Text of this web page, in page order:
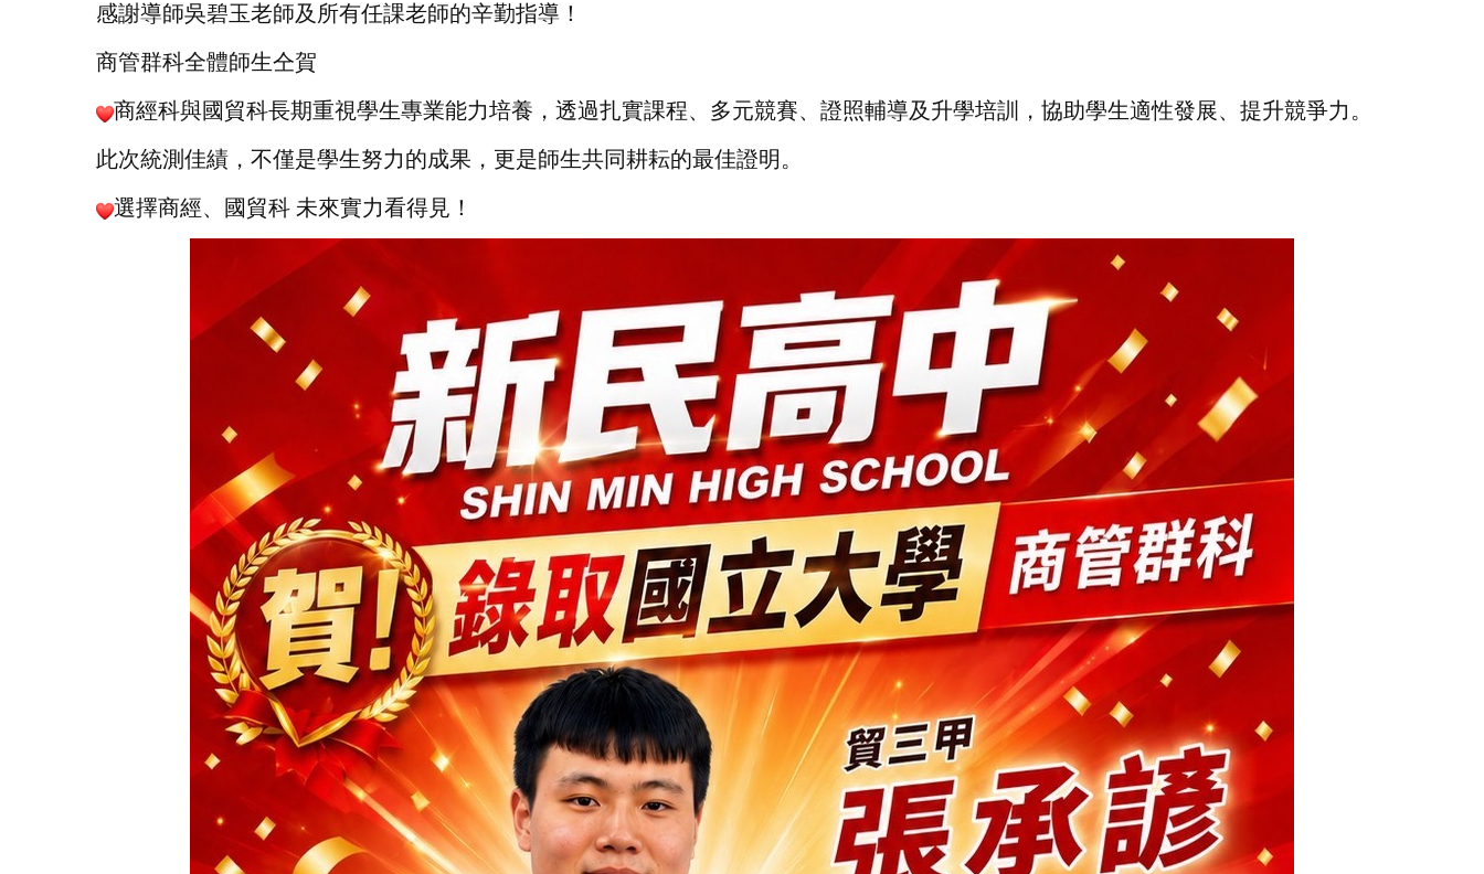
感謝導師吳碧玉老師及所有任課老師的辛勤指導！
商管群科全體師生仝賀
商經科與國貿科長期重視學生專業能力培養，透過扎實課程、多元競賽、證照輔導及升學培訓，協助學生適性發展、提升競爭力。
此次統測佳績，不僅是學生努力的成果，更是師生共同耕耘的最佳證明。
選擇商經、國貿科 未來實力看得見！